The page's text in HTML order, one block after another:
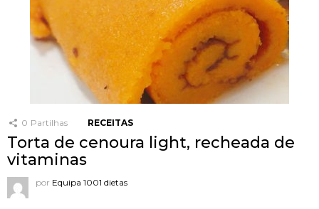
0 Partilhas RECEITAS
Torta de cenoura light, recheada de
vitaminas
por Equipa 1001 dietas